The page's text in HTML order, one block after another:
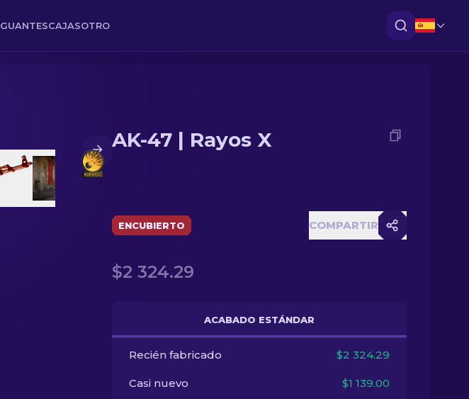
GUANTESCAJASOTRO
AK-47 | Rayos X
ENCUBIERTO COMPARTIR
$2 324.29
ACABADO ESTÁNDAR
Recién fabricado $2 324.29
Casi nuevo $1 139.00